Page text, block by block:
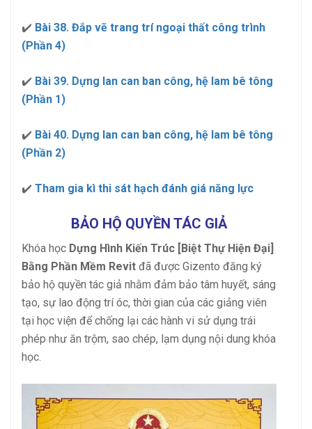
✔️ Bài 38. Đắp vẽ trang trí ngoại thất công trình
(Phần 4)
✔️ Bài 39. Dựng lan can ban công, hệ lam bê tông
(Phần 1)
✔️ Bài 40. Dựng lan can ban công, hệ lam bê tông
(Phần 2)
✔️ Tham gia kì thi sát hạch đánh giá năng lực
BẢO HỘ QUYỀN TÁC GIẢ
Khóa học Dựng Hình Kiến Trúc [Biệt Thự Hiện Đại]
Bằng Phần Mềm Revit đã được Gizento đăng ký
bảo hộ quyền tác giả nhằm đảm bảo tâm huyết, sáng
tạo, sự lao động trí óc, thời gian của các giảng viên
tại học viện để chống lại các hành vi sử dụng trái
phép như ăn trộm, sao chép, lạm dụng nội dung khóa
học.